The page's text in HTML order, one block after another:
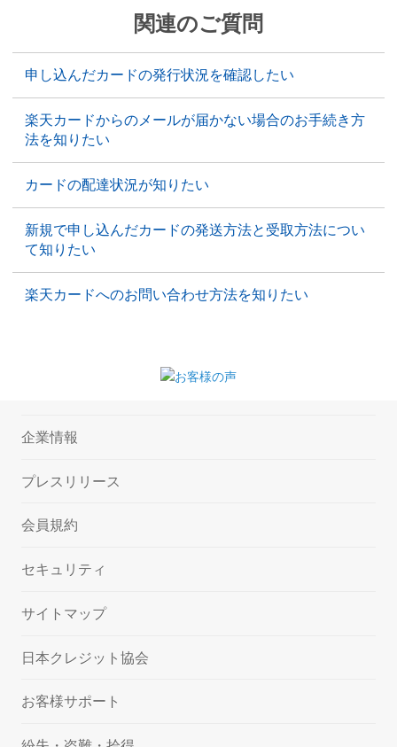
関連のご質問
申し込んだカードの発行状況を確認したい
楽天カードからのメールが届かない場合のお手続き方
法を知りたい
カードの配達状況が知りたい
新規で申し込んだカードの発送方法と受取方法につい
て知りたい
楽天カードへのお問い合わせ方法を知りたい
企業情報
プレスリリース
会員規約
セキュリティ
サイトマップ
日本クレジット協会
お客様サポート